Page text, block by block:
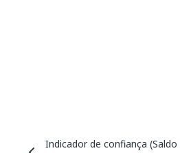
Indicador de confiança